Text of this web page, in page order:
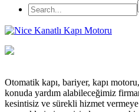
Otomatik kapı, bariyer, kapı
konuda yardım alabileceğimiz
kesintisiz ve sürekli hizmet